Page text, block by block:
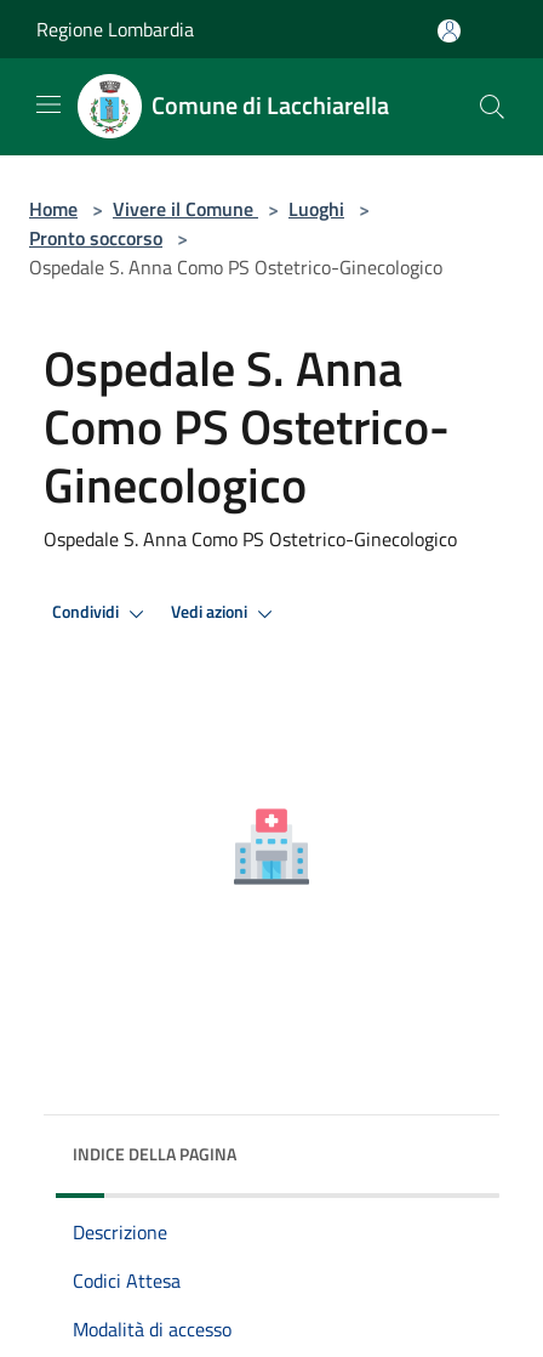
Regione Lombardia
Comune di Lacchiarella
Home > Vivere il Comune > Luoghi >
Pronto soccorso >
Ospedale S. Anna Como PS Ostetrico-Ginecologico
Ospedale S. Anna
Como PS Ostetrico-
Ginecologico
Ospedale S. Anna Como PS Ostetrico-Ginecologico
Condividi Vedi azioni
INDICE DELLA PAGINA
Descrizione
Codici Attesa
Modalità di accesso